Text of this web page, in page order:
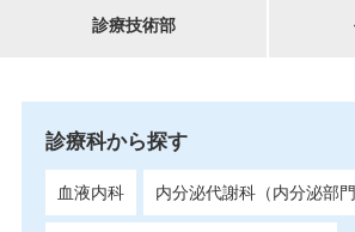
診療技術部
診療科から探す
血液内科 内分泌代謝科（内分泌部門